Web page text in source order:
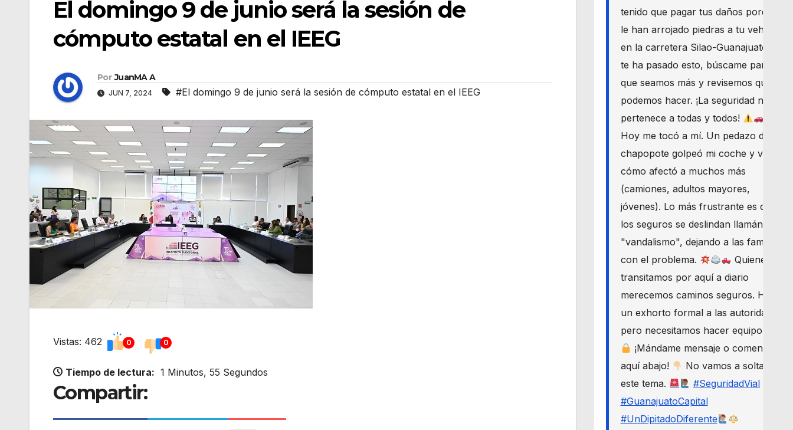
El domingo 9 de junio será la sesión de
cómputo estatal en el IEEG
Por JuanMA A
JUN 7, 2024 #El domingo 9 de junio será la sesión de cómputo estatal en el IEEG
Vistas: 462 0 0
Tiempo de lectura: 1 Minutos, 55 Segundos
Compartir:
tenido que pagar tus daños porque
le han arrojado piedras a tu vehículo
en la carretera Silao-Guanajuato? Si
te ha pasado esto, búscame para
que seamos más y revisemos qué
podemos hacer. ¡La seguridad nos
pertenece a todas y todos!
Hoy me tocó a mí. Un pedazo de
chapopote golpeó mi coche y vi
cómo afectó a muchos más
(camiones, adultos mayores,
jóvenes). Lo más frustrante es que
los seguros se deslindan llamándolo
"vandalismo", dejando a las familias
con el problema.
Quienes
transitamos por aquí a diario
merecemos caminos seguros. Haré
un exhorto formal a las autoridades,
pero necesitamos hacer equipo.
¡Mándame mensaje o comenta
aquí abajo!
No vamos a soltar
este tema.
#SeguridadVial
#GuanajuatoCapital
#UnDipitadoDiferente